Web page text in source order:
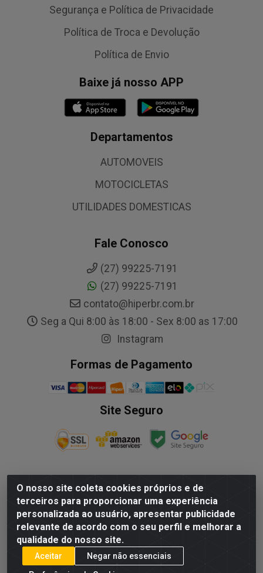
O nosso site coleta cookies próprios e de
terceiros para proporcionar uma experiência
personalizada ao usuário, apresentar publicidade
relevante de acordo com o seu perfil e melhorar a
qualidade do nosso site.
Aceitar
Negar não essenciais
Segurança e Política de Privacidade
Política de Troca e Devolução
Política de Envio
Baixe já nosso APP
Departamentos
AUTOMOVEIS
MOTOCICLETAS
UTILIDADES DOMESTICAS
Fale Conosco
(27) 99225-7191
(27) 99225-7191
contato@hiperbr.com.br
Seg a Qui 8:00 às 18:00 - Sex 8:00 as 17:00
Instagram
Formas de Pagamento
Site Seguro
NALESSO DISTRIBUIDORA DE AUTO PECAS LTDA - Rua
Paulo Afonso, nº10 Galpão 03 SL 1 - Alecrim - Vila
Velha/ES - CEP 29.118-033 - CNPJ: 29.722.419/0003-09